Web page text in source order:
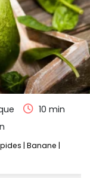
10 min
Banane